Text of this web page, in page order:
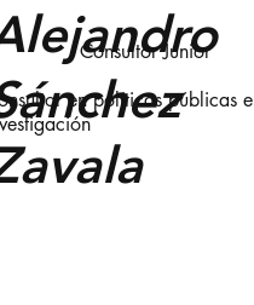
Consultor Junior
en políticas públicas e